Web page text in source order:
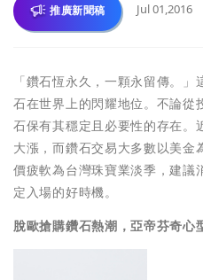
推廣新聞稿 Jul 01,2016
「鑽石恆永久，一顆永留傳。
石在世界上的閃耀地位。不論從
石保有其穩定且必要性的存在。
大漲，而鑽石交易大多數以美
價疲軟為台灣珠寶業淡季，建議
定入場的好時機。
脫歐搶購鑽石熱潮，亞帝芬奇